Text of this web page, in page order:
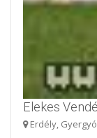
Elekes
Erdély,